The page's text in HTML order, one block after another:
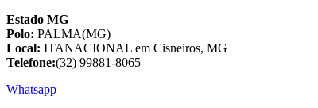
Estado MG
Polo: PALMA(MG)
Local: ITANACIONAL em Cisneiros, MG
Telefone:(32) 99881-8065
Whatsapp